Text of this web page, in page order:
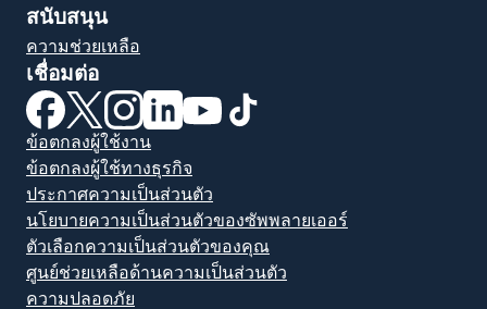
สนับสนุน
ความช่วยเหลือ
เชื่อมต่อ
(เปิดในหน้าต่างใหม่)
(เปิดในหน้าต่างใหม่)
(เปิดในหน้าต่างใหม่)
(เปิดในหน้าต่างใหม่)
(เปิดในหน้าต่างใหม่)
ข้อตกลงผู้ใช้งาน
ข้อตกลงผู้ใช้ทางธุรกิจ
ประกาศความเป็นส่วนตัว
นโยบายความเป็นส่วนตัวของซัพพลายเออร์
ตัวเลือกความเป็นส่วนตัวของคุณ
ศูนย์ช่วยเหลือด้านความเป็นส่วนตัว
ความปลอดภัย